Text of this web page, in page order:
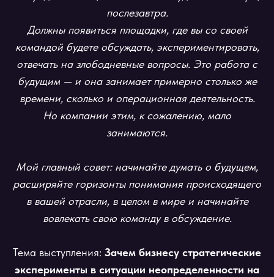
послезавтра.
Должны появиться площадки, где вы со своей
командой будете обсуждать, экспериментировать,
отвечать на злободневные вопросы. Это работа с
будущим — и она занимает примерно столько же
времени, сколько и операционная деятельность.
Но компании этим, к сожалению, мало
занимаются.
Мой главный совет: начинайте думать о будущем,
расширяйте горизонты понимания происходящего
в вашей отрасли, в целом в мире и начинайте
вовлекать свою команду в обсуждение.
Тема выступления: Зачем бизнесу стратегические
эксперименты в ситуации неопределенности на